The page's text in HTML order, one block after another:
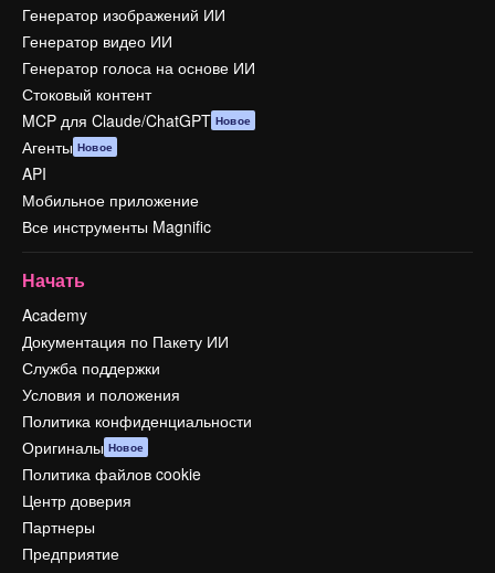
Генератор изображений ИИ
Генератор видео ИИ
Генератор голоса на основе ИИ
Стоковый контент
MCP для Claude/ChatGPT Новое
Агенты Новое
API
Мобильное приложение
Все инструменты Magnific
Начать
Academy
Документация по Пакету ИИ
Служба поддержки
Условия и положения
Политика конфиденциальности
Оригиналы Новое
Политика файлов cookie
Центр доверия
Партнеры
Предприятие